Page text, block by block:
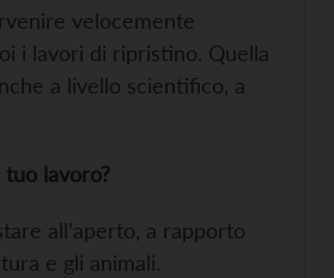
velocemente
i lavori di ripristino. Quella
a livello scientifico, a
lavoro?
all’aperto, a rapporto
e gli animali.